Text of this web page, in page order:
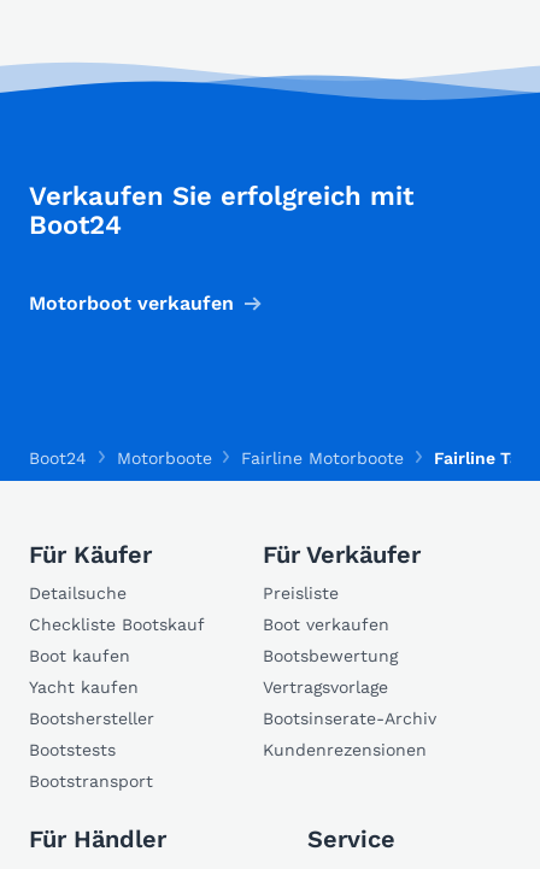
Verkaufen Sie erfolgreich mit
Boot24
Motorboot verkaufen
Boot24 Motorboote Fairline Motorboote Fairline
Für Käufer
Detailsuche
Checkliste Bootskauf
Boot kaufen
Yacht kaufen
Bootshersteller
Bootstests
Bootstransport
Für Verkäufer
Preisliste
Boot verkaufen
Bootsbewertung
Vertragsvorlage
Bootsinserate-Archiv
Kundenrezensionen
Für Händler Service